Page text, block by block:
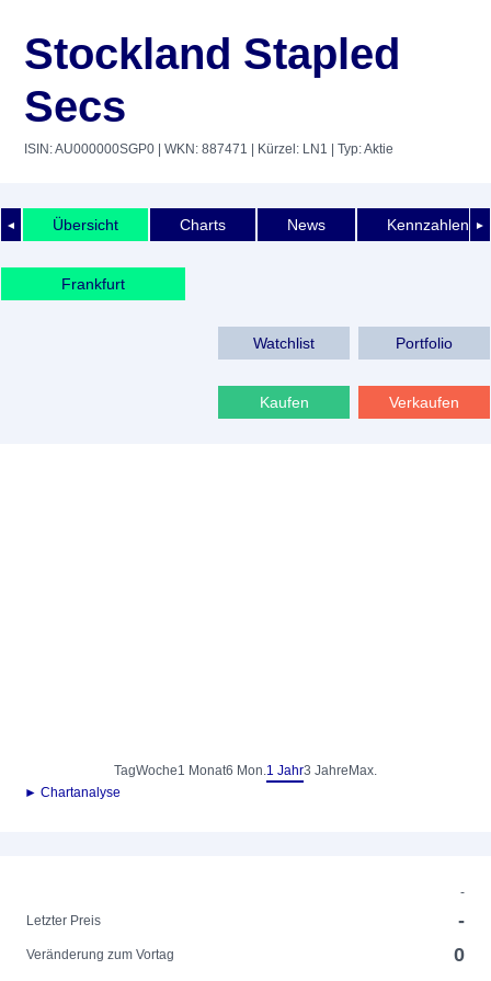
Stockland Stapled
Secs
ISIN: AU000000SGP0 | WKN: 887471 | Kürzel: LN1 | Typ: Aktie
◄ ►
Übersicht Charts News Kennzahlen
Frankfurt
Watchlist Portfolio
Kaufen Verkaufen
TagWoche1 Monat6 Mon.1 Jahr3 Jahre Max.
► Chartanalyse
-
Letzter Preis
-
Veränderung zum Vortag 0